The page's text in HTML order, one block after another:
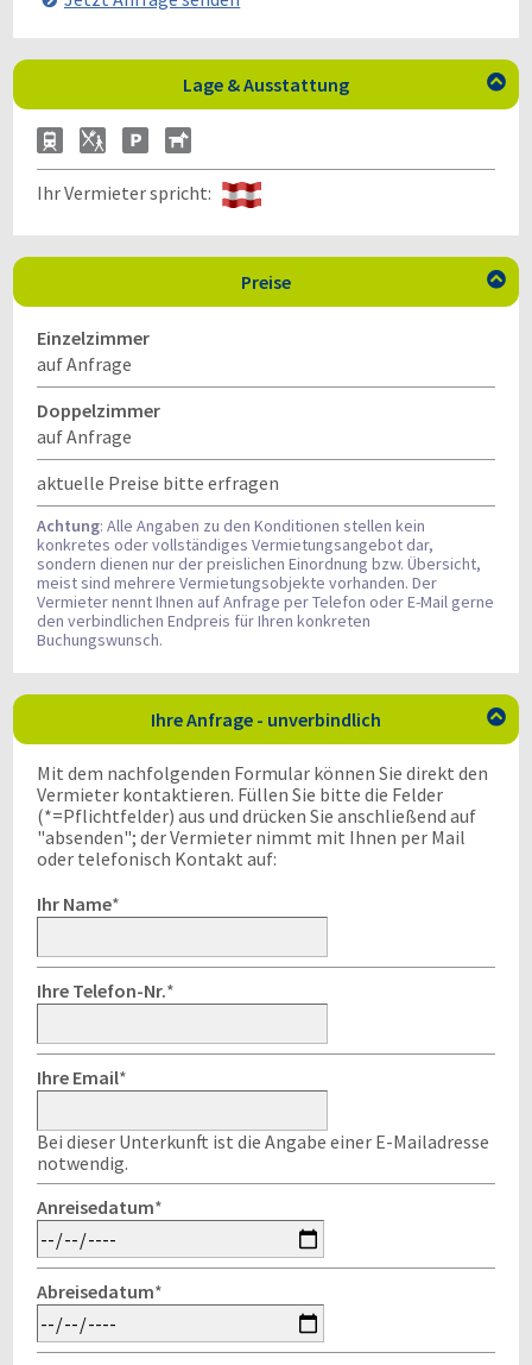
Lage & Ausstattung 
Ihr Vermieter spricht:
Preise 
Einzelzimmer
auf Anfrage
Doppelzimmer
auf Anfrage
aktuelle Preise bitte erfragen
Achtung: Alle Angaben zu den Konditionen stellen kein
konkretes oder vollständiges Vermietungsangebot dar,
sondern dienen nur der preislichen Einordnung bzw. Übersicht,
meist sind mehrere Vermietungsobjekte vorhanden. Der
Vermieter nennt Ihnen auf Anfrage per Telefon oder E-Mail gerne
den verbindlichen Endpreis für Ihren konkreten
Buchungswunsch.
Ihre Anfrage - unverbindlich 
Mit dem nachfolgenden Formular können Sie direkt den
Vermieter kontaktieren. Füllen Sie bitte die Felder
(*=Pflichtfelder) aus und drücken Sie anschließend auf
"absenden"; der Vermieter nimmt mit Ihnen per Mail
oder telefonisch Kontakt auf:
Ihr Name*
Ihre Telefon-Nr.*
Ihre Email*
Bei dieser Unterkunft ist die Angabe einer E-Mailadresse
notwendig.
Anreisedatum*
Abreisedatum*